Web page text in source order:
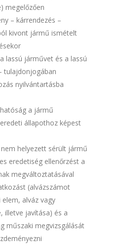
megelőzően
– kárrendezés –
kivont jármű ismételt
lassú járművet és a lassú
tulajdonjogában
nyilvántartásba
a jármű
állapothoz képest
helyezett sérült jármű
eredetiség ellenőrzést a
megváltoztatásával
(alvázszámot
alváz vagy
illetve javítása) és a
műszaki megvizsgálását